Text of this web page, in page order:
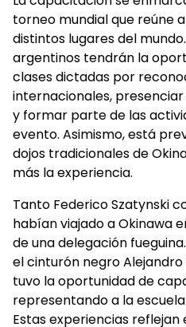
torneo mundial que reúne
distintos lugares del
argentinos tendrán la
clases dictadas por
internacionales,
y formar parte de las
evento. Asimismo, está
dojos tradicionales de
más la experiencia.
Tanto Federico Szatynski
habían viajado a Okinawa
de una delegación
el cinturón negro
tuvo la oportunidad de
representando a la
Estas experiencias